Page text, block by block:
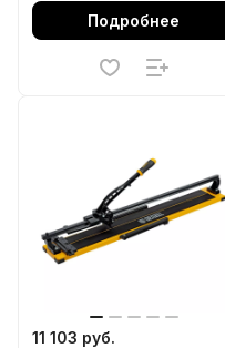
Подробнее
11 103 руб.